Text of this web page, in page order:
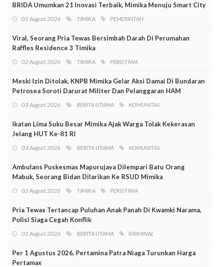
BRIDA Umumkan 21 Inovasi Terbaik, Mimika Menuju Smart City
01 August 2026 TIMIKA PEMERINTAH
Viral, Seorang Pria Tewas Bersimbah Darah Di Perumahan
Raffles Residence 3 Timika
02 August 2026 TIMIKA PERISTIWA
Meski Izin Ditolak, KNPB Mimika Gelar Aksi Damai Di Bundaran
Petrosea Soroti Darurat Militer Dan Pelanggaran HAM
03 August 2026 BERITA UTAMA KOMUNITAS
Ikatan Lima Suku Besar Mimika Ajak Warga Tolak Kekerasan
Jelang HUT Ke-81 RI
03 August 2026 BERITA UTAMA KOMUNITAS
Ambulans Puskesmas Mapurujaya Dilempari Batu Orang
Mabuk, Seorang Bidan Dilarikan Ke RSUD Mimika
02 August 2026 TIMIKA PERISTIWA
Pria Tewas Tertancap Puluhan Anak Panah Di Kwamki Narama,
Polisi Siaga Cegah Konflik
01 August 2026 BERITA UTAMA KRIMINAL
Per 1 Agustus 2026, Pertamina Patra Niaga Turunkan Harga
Pertamax